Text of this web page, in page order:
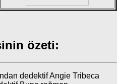
özeti:
dedektif Angie Tribeca